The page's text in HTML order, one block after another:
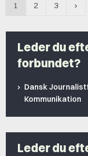
1 2 3
Leder du
forbundet?
Dansk
Kommunikation
Leder du